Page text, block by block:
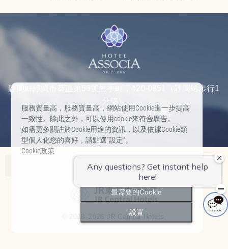
靜岡縣靜岡市葵區第56號黑手町，420-0851（靜岡站步行1
TEL:+81-54-254-4141（代表）
Associa飯店列表
Nagoya Marriott Associa Hotel
Hilton Takayama Resort
© 2018–2026 JR Central Hotels.
服務質量高，服務質量高，網站使用Cookie進一步提高
一致性。除此之外，可以使用cookie來符合廣告。
如需更多關註於Cookie用途的資訊，以及依據Cookie類
型個人化您的喜好，請點選“設定”。
Cookie政策
全部接受
最需要的Cookie
設置